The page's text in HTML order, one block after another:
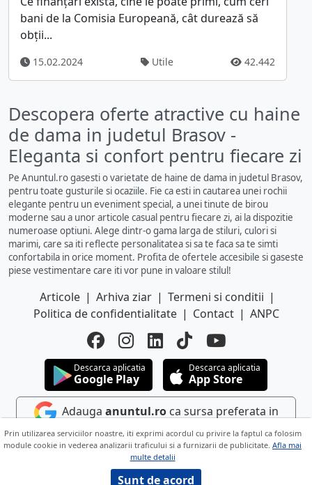
bani de la Comisia Europeană, cât durează să
obții...
15.02.2024 Utile 42.442
Descopera oferte atractive cu haine
de dama in judetul Brasov -
Eleganta si confort pentru fiecare zi
Pe Anuntul.ro gasesti o varietate de haine de dama in judetul Brasov,
pentru toate gusturile si ocaziile. Fie ca esti in cautarea unei rochii
elegante pentru un eveniment special, a unei tinute de birou
moderne sau a unor articole casual pentru fiecare zi, ai la dispozitie
numeroase optiuni. Alege dintr-o gama larga de stiluri, culori si
marimi, care sa iti reflecte personalitatea si sa te faca sa te simti
confortabila in orice moment. Profita de ofertele accesibile si gaseste
piese vestimentare care iti vor pune in valoare stilul!
Articole | Arhiva ziar | Termeni si conditii |
Politica de confidentialitate | Contact | ANPC
Descarca aplicatia
Google Play
Descarca aplicatia
App Store
Adauga anuntul.roca sursa preferata in
Google
Copyright © 2026 ANUNTUL TELEFONIC
Toate drepturile rezervate.
Prin utilizarea serviciilor noastre, iti exprimi acordul cu privire la faptul ca folosim
module cookie in vederea analizarii traficului si a furnizarii de publicitate. Afla mai
multe detalii
Sunt de acord